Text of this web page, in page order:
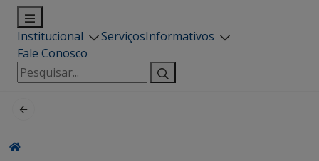
Institucional ServiçosInformativos
Fale Conosco
Pesquisar
por: